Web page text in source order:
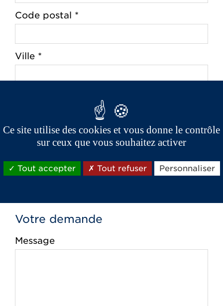
Code postal *
Ville *
Votre demande
Message
Ce site utilise des cookies et vous donne le contrôle
sur ceux que vous souhaitez activer
Tout accepter Tout refuser Personnaliser